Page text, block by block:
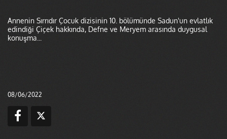
Annenin Sırrıdır Çocuk dizisinin 10. bölümünde Sadun'un evlatlık
edindiği Çiçek hakkında, Defne ve Meryem arasında duygusal
konuşma...
08/06/2022